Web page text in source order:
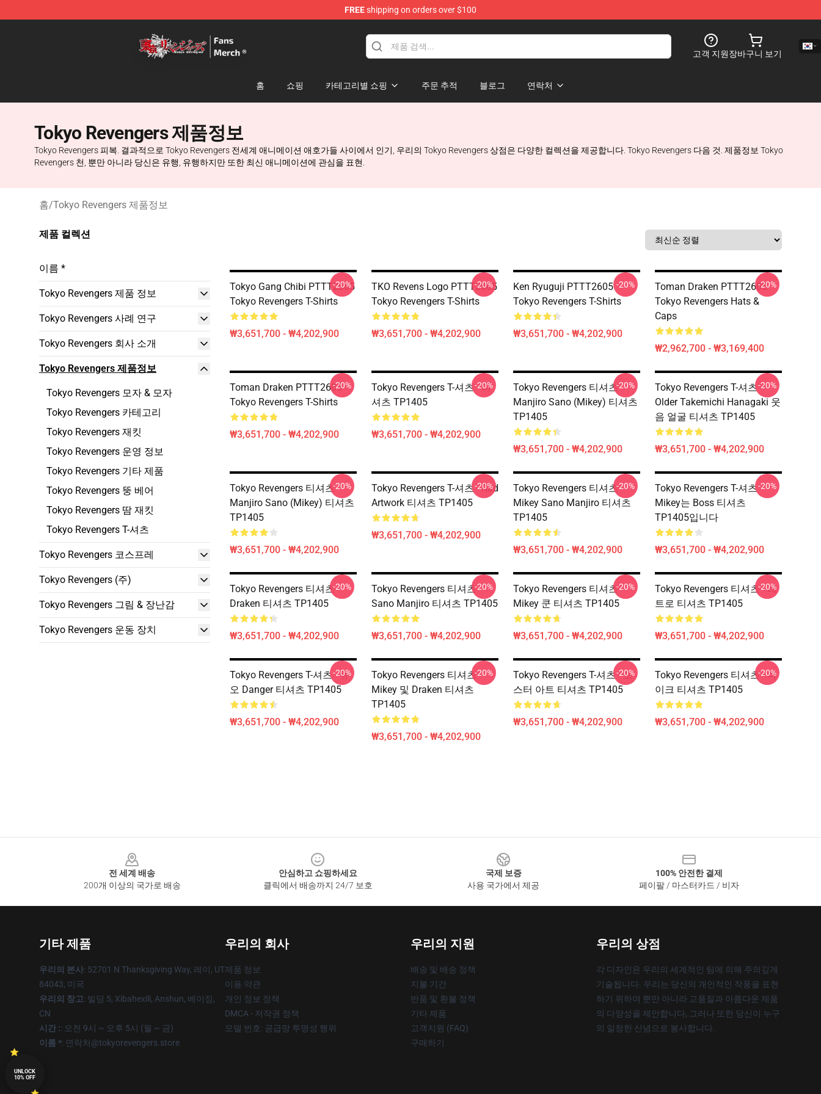
FREEshipping on orders over $100
고객 지원장바구니 보기
홈 쇼핑 카테고리별 쇼핑 주문 추적 블로그 연락처
Tokyo Revengers 제품정보
Tokyo Revengers 피복. 결과적으로 Tokyo Revengers 전세계 애니메이션 애호가들 사이에서 인기, 우리의 Tokyo Revengers 상점은 다양한 컬렉션을 제공합니다. Tokyo Revengers 다음 것. 제품정보 Tokyo
Revengers 천, 뿐만 아니라 당신은 유행, 유행하지만 또한 최신 애니메이션에 관심을 표현.
홈/Tokyo Revengers 제품정보
제품 컬렉션
이름 *
Tokyo Revengers 제품 정보
Tokyo Revengers 사례 연구
Tokyo Revengers 회사 소개
Tokyo Revengers 제품정보
Tokyo Revengers 모자 & 모자
Tokyo Revengers 카테고리
Tokyo Revengers 재킷
Tokyo Revengers 운영 정보
Tokyo Revengers 기타 제품
Tokyo Revengers 뚱 베어
Tokyo Revengers 땀 재킷
Tokyo Revengers T-셔츠
Tokyo Revengers 코스프레
Tokyo Revengers (주)
Tokyo Revengers 그림 & 장난감
Tokyo Revengers 운동 장치
Tokyo Gang Chibi PTTT2605
Tokyo Revengers T-Shirts
₩3,651,700 - ₩4,202,900
-20%
TKO Revens Logo PTTT2605
Tokyo Revengers T-Shirts
₩3,651,700 - ₩4,202,900
-20%
Ken Ryuguji PTTT2605
Tokyo Revengers T-Shirts
₩3,651,700 - ₩4,202,900
-20%
Toman Draken PTTT2605
Tokyo Revengers Hats &
Caps
₩2,962,700 - ₩3,169,400
-20%
Toman Draken PTTT2605
Tokyo Revengers T-Shirts
₩3,651,700 - ₩4,202,900
-20%
Tokyo Revengers T-셔츠 - 티
셔츠 TP1405
₩3,651,700 - ₩4,202,900
-20%
Tokyo Revengers 티셔츠 -
Manjiro Sano (Mikey) 티셔츠
TP1405
₩3,651,700 - ₩4,202,900
-20%
Tokyo Revengers T-셔츠 -
Older Takemichi Hanagaki 웃
음 얼굴 티셔츠 TP1405
₩3,651,700 - ₩4,202,900
-20%
Tokyo Revengers 티셔츠 -
Manjiro Sano (Mikey) 티셔츠
TP1405
₩3,651,700 - ₩4,202,900
-20%
Tokyo Revengers T-셔츠 - Rad
Artwork 티셔츠 TP1405
₩3,651,700 - ₩4,202,900
-20%
Tokyo Revengers 티셔츠 -
Mikey Sano Manjiro 티셔츠
TP1405
₩3,651,700 - ₩4,202,900
-20%
Tokyo Revengers T-셔츠 -
Mikey는 Boss 티셔츠
TP1405입니다
₩3,651,700 - ₩4,202,900
-20%
Tokyo Revengers 티셔츠 -
Draken 티셔츠 TP1405
₩3,651,700 - ₩4,202,900
-20%
Tokyo Revengers 티셔츠 -
Sano Manjiro 티셔츠 TP1405
₩3,651,700 - ₩4,202,900
-20%
Tokyo Revengers 티셔츠 -
Mikey 쿤 티셔츠 TP1405
₩3,651,700 - ₩4,202,900
-20%
Tokyo Revengers 티셔츠 - 레
트로 티셔츠 TP1405
₩3,651,700 - ₩4,202,900
-20%
Tokyo Revengers T-셔츠 - 듀
오 Danger 티셔츠 TP1405
₩3,651,700 - ₩4,202,900
-20%
Tokyo Revengers 티셔츠 -
Mikey 및 Draken 티셔츠
TP1405
₩3,651,700 - ₩4,202,900
-20%
Tokyo Revengers T-셔츠 - 포
스터 아트 티셔츠 TP1405
₩3,651,700 - ₩4,202,900
-20%
Tokyo Revengers 티셔츠 - 마
이크 티셔츠 TP1405
₩3,651,700 - ₩4,202,900
-20%
전 세계 배송
200개 이상의 국가로 배송
안심하고 쇼핑하세요
클릭에서 배송까지 24/7 보호
국제 보증
사용 국가에서 제공
100% 안전한 결제
페이팔 / 마스터카드 / 비자
기타 제품
우리의 본사: 52701 N Thanksgiving Way, 레이, UT
84043, 미국
우리의 창고: 빌딩 5, Xibahexili, Anshun, 베이징,
CN
시간 :: 오전 9시 ~ 오후 5시 (월 ~ 금)
이름 *: 연락처@tokyorevengers.store
우리의 회사
제품 정보
이용 약관
개인 정보 정책
DMCA - 저작권 정책
모델 번호: 공급망 투명성 행위
우리의 지원
배송 및 배송 정책
지불 기간
반품 및 환불 정책
기타 제품
고객지원 (FAQ)
구매하기
우리의 상점
각 디자인은 우리의 세계적인 팀에 의해 주의깊게
기술됩니다. 우리는 당신의 개인적인 작풍을 표현
하기 위하여 뿐만 아니라 고품질과 아름다운 제품
의 다양성을 제안합니다, 그러나 또한 당신이 누구
의 일정한 신념으로 봉사합니다.
UNLOCK
10% OFF